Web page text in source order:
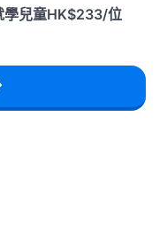
兒童HK$233/位